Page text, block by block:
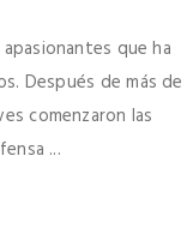
que ha
Después de más de
comenzaron las
...